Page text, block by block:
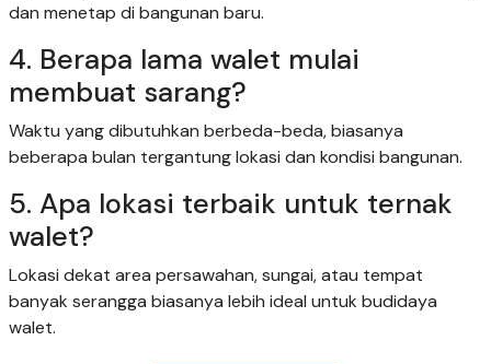
dan menetap di bangunan baru.
4. Berapa lama walet mulai
membuat sarang?
Waktu yang dibutuhkan berbeda-beda, biasanya
beberapa bulan tergantung lokasi dan kondisi bangunan.
5. Apa lokasi terbaik untuk ternak
walet?
Lokasi dekat area persawahan, sungai, atau tempat
banyak serangga biasanya lebih ideal untuk budidaya
walet.